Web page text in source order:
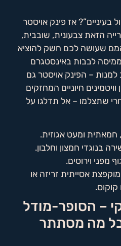
אז פינק אויסטר
הזאת צבעונית, שובבית,
שעושה לכם חשק להוציא
לבבות באינסטגרם
למנות – הפינק אויסטר גם
חיוניים המחזקים
שתצלמו – אל תדלגו על
חמאתית ומעט אגוזית.
בנוגדי חמצון וחלבון.
מפני וירוסים.
מוקפצת אסייתית זריזה או
– הסופר-מודל
מה מסתתר